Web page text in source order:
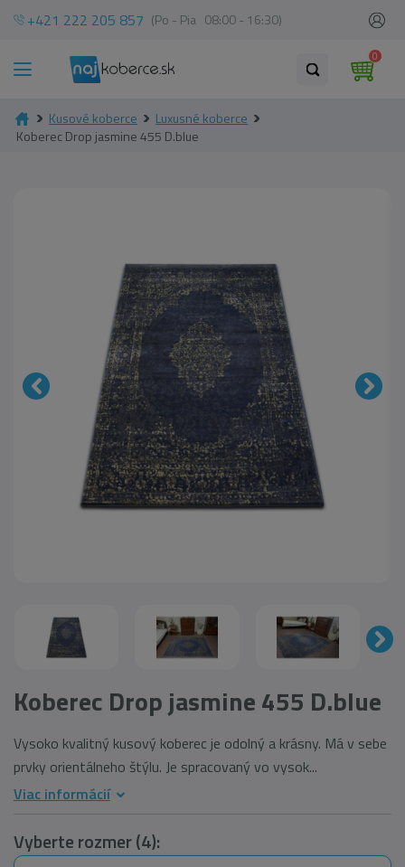
+421 222 205 857 (Po - Pia 08:00 - 16:30)
0
Kusové koberce
Luxusné koberce
Koberec Drop jasmine 455 D.blue
Koberec Drop jasmine 455 D.blue
Vysoko kvalitný kusový koberec je odolný a krásny. Má v sebe
prvky orientálneho štýlu. Je spracovaný vo vysok...
Viac informácií
Vyberte rozmer (4):